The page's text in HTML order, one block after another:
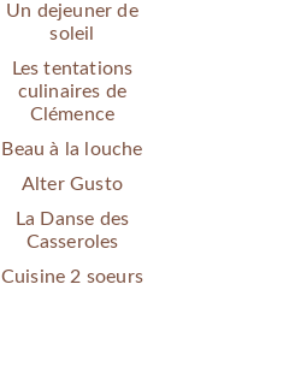
Un dejeuner de
soleil
Les tentations
culinaires de
Clémence
Beau à la louche
Alter Gusto
La Danse des
Casseroles
Cuisine 2 soeurs